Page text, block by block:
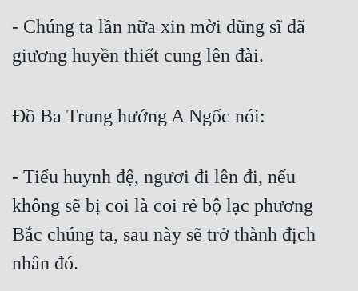
- Chúng ta lần nữa xin mời dũng sĩ đã
giương huyền thiết cung lên đài.
Đồ Ba Trung hướng A Ngốc nói:
- Tiểu huynh đệ, ngươi đi lên đi, nếu
không sẽ bị coi là coi rẻ bộ lạc phương
Bắc chúng ta, sau này sẽ trở thành địch
nhân đó.